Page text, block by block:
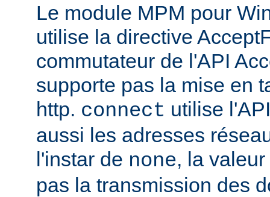
Le module MPM pour
utilise la directive
commutateur de l'API
supporte pas la mise en
http. connect utilise
aussi les adresses
l'instar de none, la valeur
pas la transmission des